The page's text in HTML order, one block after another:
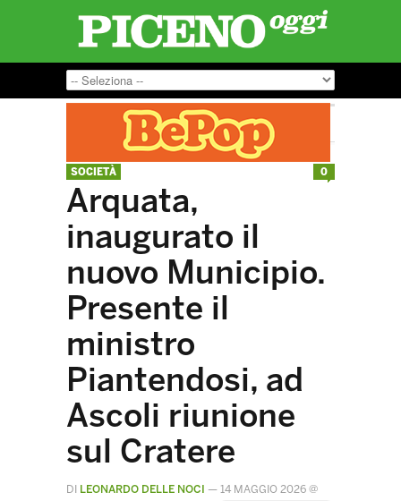
SOCIETÀ
Arquata,
inaugurato il
nuovo Municipio.
Presente il
ministro
Piantendosi, ad
Ascoli riunione
sul Cratere
DI LEONARDO DELLE NOCI — 14 MAGGIO 2026 @
0